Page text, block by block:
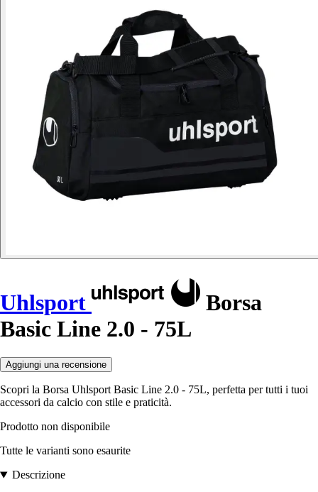
Uhlsport
Borsa
Basic Line 2.0 - 75L
Aggiungi una recensione
Scopri la Borsa Uhlsport Basic Line 2.0 - 75L, perfetta per tutti i tuoi
accessori da calcio con stile e praticità.
Prodotto non disponibile
Tutte le varianti sono esaurite
Descrizione